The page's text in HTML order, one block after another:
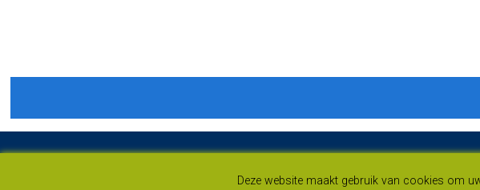
Deze website maakt gebruik van cookies om